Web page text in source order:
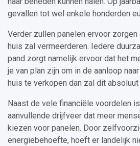
gevallen tot wel enkele honderden
Verder zullen panelen ervoor zorgen
huis zal vermeerderen. Iedere
pand zorgt namelijk ervoor dat het
je van plan zijn om in de aanloop
huis te verkopen dan zal dit
Naast de vele financiële voordelen
aanvullende drijfveer dat meer
kiezen voor panelen. Door
energiebehoefte, hoeft er landelijk